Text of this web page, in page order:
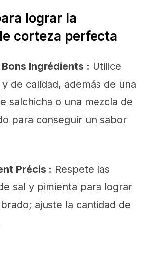
lograr la
corteza perfecta
Ingrédients : Utilice
de calidad, además de una
salchicha o una mezcla de
para conseguir un sabor
Précis : Respete las
sal y pimienta para lograr
ajuste la cantidad de